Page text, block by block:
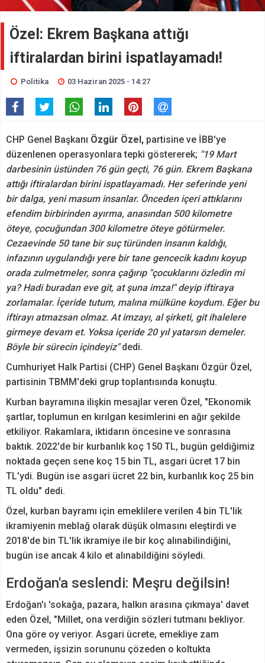
Özel: Ekrem Başkana attığı
iftiralardan birini ispatlayamadı!
Politika 03 Haziran 2025 - 14:27
CHP Genel Başkanı Özgür Özel, partisine ve İBB'ye
düzenlenen operasyonlara tepki göstererek; "19 Mart
darbesinin üstünden 76 gün geçti, 76 gün. Ekrem Başkana
attığı iftiralardan birini ispatlayamadı. Her seferinde yeni
bir dalga, yeni masum insanlar. Önceden içeri attıklarını
efendim birbirinden ayırma, anasından 500 kilometre
öteye, çocuğundan 300 kilometre öteye götürmeler.
Cezaevinde 50 tane bir suç türünden insanın kaldığı,
infazının uygulandığı yere bir tane gencecik kadını koyup
orada zulmetmeler, sonra çağırıp "çocuklarını özledin mi
ya? Hadi buradan eve git, at şuna imza!" deyip iftiraya
zorlamalar. İçeride tutum, malına mülküne koydum. Eğer bu
iftirayı atmazsan olmaz. At imzayı, al şirketi, git ihalelere
girmeye devam et. Yoksa içeride 20 yıl yatarsın demeler.
Böyle bir sürecin içindeyiz"dedi.
Cumhuriyet Halk Partisi (CHP) Genel Başkanı Özgür Özel,
partisinin TBMM'deki grup toplantısında konuştu.
Kurban bayramına ilişkin mesajlar veren Özel, "Ekonomik
şartlar, toplumun en kırılgan kesimlerini en ağır şekilde
etkiliyor. Rakamlara, iktidarın öncesine ve sonrasına
baktık. 2022'de bir kurbanlık koç 150 TL, bugün geldiğimiz
noktada geçen sene koç 15 bin TL, asgari ücret 17 bin
TL'ydi. Bugün ise asgari ücret 22 bin, kurbanlık koç 25 bin
TL oldu" dedi.
Özel, kurban bayramı için emeklilere verilen 4 bin TL'lik
ikramiyenin meblağ olarak düşük olmasını eleştirdi ve
2018'de bin TL'lik ikramiye ile bir koç alınabilindiğini,
bugün ise ancak 4 kilo et alınabildiğini söyledi.
Erdoğan'a seslendi: Meşru değilsin!
Erdoğan'ı 'sokağa, pazara, halkın arasına çıkmaya' davet
eden Özel, "Millet, ona verdiğin sözleri tutmanı bekliyor.
Ona göre oy veriyor. Asgari ücrete, emekliye zam
vermeden, işsizin sorununu çözeden o koltukta